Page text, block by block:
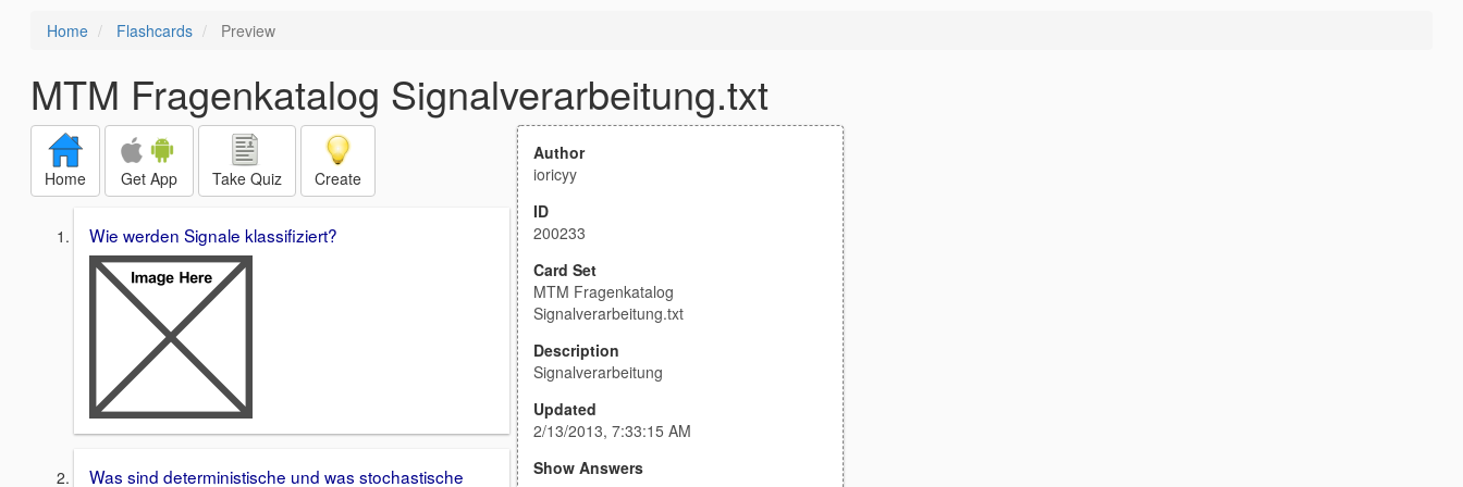
Home Flashcards Preview
MTM Fragenkatalog Signalverarbeitung.txt
Home Get App Take Quiz Create
Wie werden Signale klassifiziert?
Was sind deterministische und was stochastische
Author
ioricyy
ID
200233
Card Set
MTM Fragenkatalog
Signalverarbeitung.txt
Description
Signalverarbeitung
Updated
2/13/2013, 7:33:15 AM
Show Answers